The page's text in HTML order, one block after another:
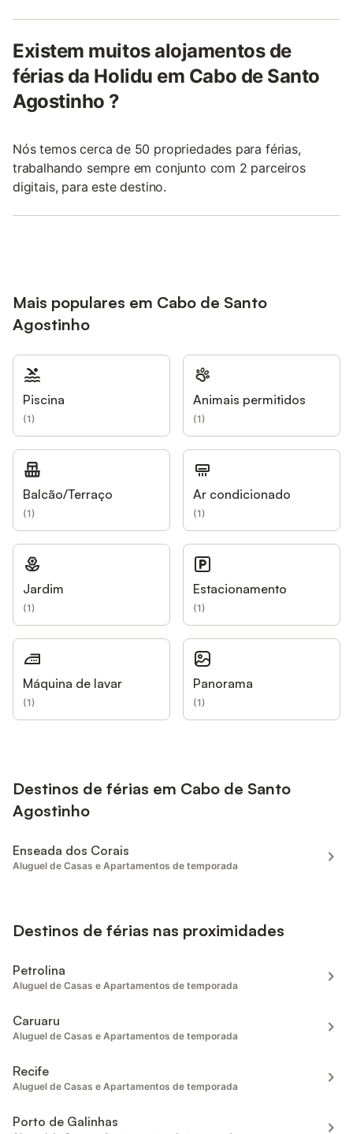
Existem muitos alojamentos de
férias da Holidu em Cabo de Santo
Agostinho ?
Nós temos cerca de 50 propriedades para férias,
trabalhando sempre em conjunto com 2 parceiros
digitais, para este destino.
Mais populares em Cabo de Santo
Agostinho
Piscina
(1)
Animais permitidos
(1)
Balcão/Terraço
(1)
Ar condicionado
(1)
Jardim
(1)
Estacionamento
(1)
Máquina de lavar
(1)
Panorama
(1)
Destinos de férias em Cabo de Santo
Agostinho
Enseada dos Corais
Aluguel de Casas e Apartamentos de temporada
Destinos de férias nas proximidades
Petrolina
Aluguel de Casas e Apartamentos de temporada
Caruaru
Aluguel de Casas e Apartamentos de temporada
Recife
Aluguel de Casas e Apartamentos de temporada
Porto de Galinhas